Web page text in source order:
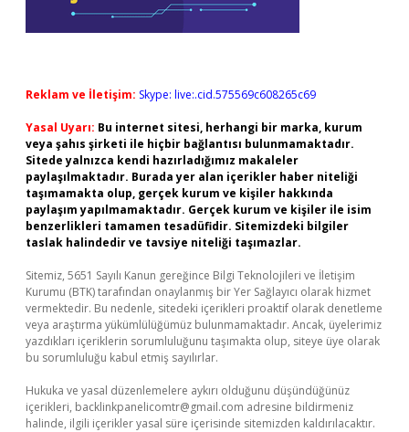
Reklam ve İletişim: Skype: live:.cid.575569c608265c69
Yasal Uyarı: Bu internet sitesi, herhangi bir marka, kurum
veya şahıs şirketi ile hiçbir bağlantısı bulunmamaktadır.
Sitede yalnızca kendi hazırladığımız makaleler
paylaşılmaktadır. Burada yer alan içerikler haber niteliği
taşımamakta olup, gerçek kurum ve kişiler hakkında
paylaşım yapılmamaktadır. Gerçek kurum ve kişiler ile isim
benzerlikleri tamamen tesadüfidir. Sitemizdeki bilgiler
taslak halindedir ve tavsiye niteliği taşımazlar.
Sitemiz, 5651 Sayılı Kanun gereğince Bilgi Teknolojileri ve İletişim
Kurumu (BTK) tarafından onaylanmış bir Yer Sağlayıcı olarak hizmet
vermektedir. Bu nedenle, sitedeki içerikleri proaktif olarak denetleme
veya araştırma yükümlülüğümüz bulunmamaktadır. Ancak, üyelerimiz
yazdıkları içeriklerin sorumluluğunu taşımakta olup, siteye üye olarak
bu sorumluluğu kabul etmiş sayılırlar.
Hukuka ve yasal düzenlemelere aykırı olduğunu düşündüğünüz
içerikleri, backlinkpanelicomtr@gmail.com adresine bildirmeniz
halinde, ilgili içerikler yasal süre içerisinde sitemizden kaldırılacaktır.